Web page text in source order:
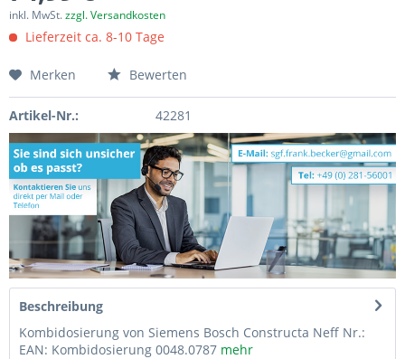
inkl. MwSt.zzgl. Versandkosten
Lieferzeit ca. 8-10 Tage
Merken Bewerten
Artikel-Nr.: 42281
Beschreibung
Kombidosierung von Siemens Bosch Constructa Neff Nr.:
EAN: Kombidosierung 0048.0787 mehr